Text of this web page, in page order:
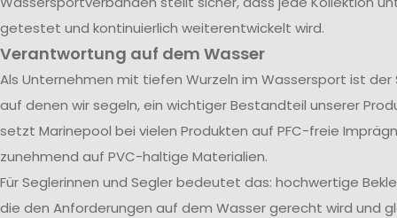
getestet und kontinuierlich weiterentwickelt wird.
Verantwortung auf dem Wasser
Als Unternehmen mit tiefen Wurzeln im Wassersport ist der
auf denen wir segeln, ein wichtiger Bestandteil unserer
setzt Marinepool bei vielen Produkten auf PFC-freie
zunehmend auf PVC-haltige Materialien.
Für Seglerinnen und Segler bedeutet das: hochwertige
die den Anforderungen auf dem Wasser gerecht wird und